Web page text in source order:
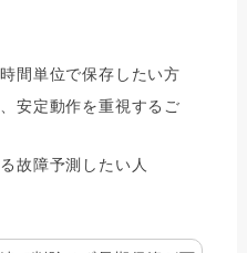
間単位で保存したい方
安定動作を重視するご
故障予測したい人